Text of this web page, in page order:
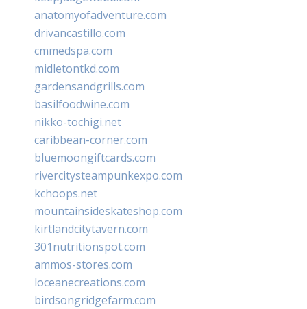
anatomyofadventure.com
drivancastillo.com
cmmedspa.com
midletontkd.com
gardensandgrills.com
basilfoodwine.com
nikko-tochigi.net
caribbean-corner.com
bluemoongiftcards.com
rivercitysteampunkexpo.com
kchoops.net
mountainsideskateshop.com
kirtlandcitytavern.com
301nutritionspot.com
ammos-stores.com
loceanecreations.com
birdsongridgefarm.com